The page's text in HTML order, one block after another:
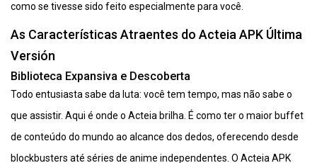
como se tivesse sido feito especialmente para você.
As Características Atraentes do Acteia APK Última
Versión
Biblioteca Expansiva e Descoberta
Todo entusiasta sabe da luta: você tem tempo, mas não sabe o
que assistir. Aqui é onde o Acteia brilha. É como ter o maior buffet
de conteúdo do mundo ao alcance dos dedos, oferecendo desde
blockbusters até séries de anime independentes. O Acteia APK